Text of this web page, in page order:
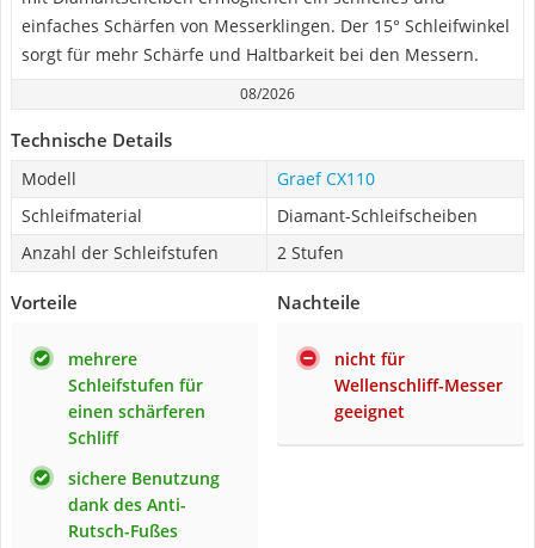
einfaches Schärfen von Messerklingen. Der 15° Schleifwinkel
sorgt für mehr Schärfe und Haltbarkeit bei den Messern.
08/2026
Technische Details
Modell
Graef CX110
Schleifmaterial
Diamant-Schleifscheiben
Anzahl der Schleifstufen
2 Stufen
Vorteile
mehrere
Schleifstufen für
einen schärferen
Schliff
sichere Benutzung
dank des Anti-
Rutsch-Fußes
Nachteile
nicht für
Wellenschliff-Messer
geeignet